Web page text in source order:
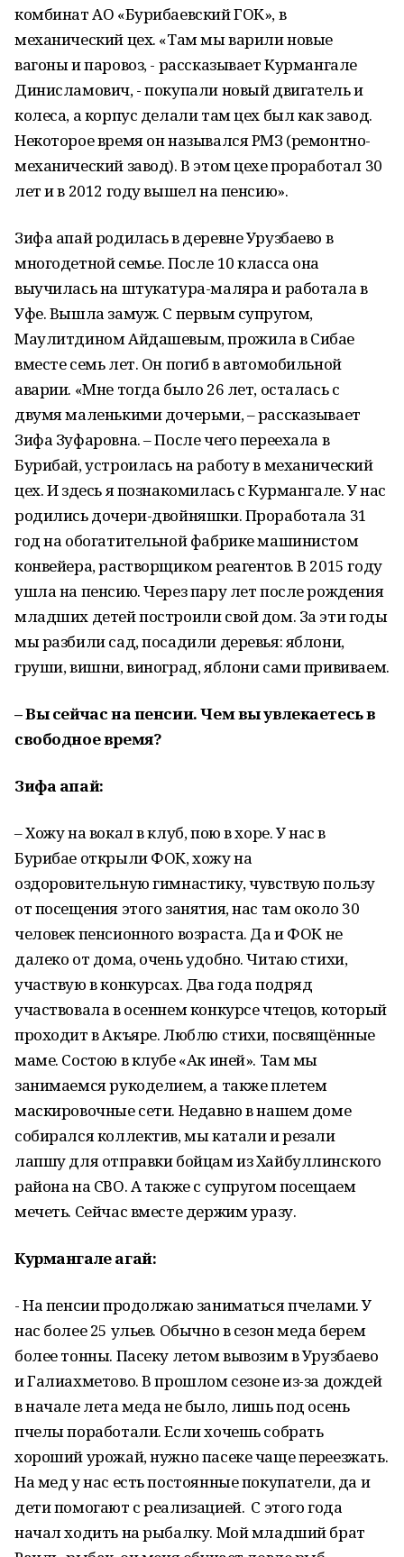
комбинат АО «Бурибаевский ГОК», в
механический цех. «Там мы варили новые
вагоны и паровоз, - рассказывает Курмангале
Динисламович, - покупали новый двигатель и
колеса, а корпус делали там цех был как завод.
Некоторое время он назывался РМЗ (ремонтно-
механический завод). В этом цехе проработал 30
лет и в 2012 году вышел на пенсию».
Зифа апай родилась в деревне Урузбаево в
многодетной семье. После 10 класса она
выучилась на штукатура-маляра и работала в
Уфе. Вышла замуж. С первым супругом,
Маулитдином Айдашевым, прожила в Сибае
вместе семь лет. Он погиб в автомобильной
аварии. «Мне тогда было 26 лет, осталась с
двумя маленькими дочерьми, – рассказывает
Зифа Зуфаровна. – После чего переехала в
Бурибай, устроилась на работу в механический
цех. И здесь я познакомилась с Курмангале. У нас
родились дочери-двойняшки. Проработала 31
год на обогатительной фабрике машинистом
конвейера, растворщиком реагентов. В 2015 году
ушла на пенсию. Через пару лет после рождения
младших детей построили свой дом. За эти годы
мы разбили сад, посадили деревья: яблони,
груши, вишни, виноград, яблони сами прививаем.
– Вы сейчас на пенсии. Чем вы увлекаетесь в
свободное время?
Зифа апай:
– Хожу на вокал в клуб, пою в хоре. У нас в
Бурибае открыли ФОК, хожу на
оздоровительную гимнастику, чувствую пользу
от посещения этого занятия, нас там около 30
человек пенсионного возраста. Да и ФОК не
далеко от дома, очень удобно. Читаю стихи,
участвую в конкурсах. Два года подряд
участвовала в осеннем конкурсе чтецов, который
проходит в Акъяре. Люблю стихи, посвящённые
маме. Состою в клубе «Ак иней». Там мы
занимаемся рукоделием, а также плетем
маскировочные сети. Недавно в нашем доме
собирался коллектив, мы катали и резали
лапшу для отправки бойцам из Хайбуллинского
района на СВО. А также с супругом посещаем
мечеть. Сейчас вместе держим уразу.
Курмангале агай:
- На пенсии продолжаю заниматься пчелами. У
нас более 25 ульев. Обычно в сезон меда берем
более тонны. Пасеку летом вывозим в Урузбаево
и Галиахметово. В прошлом сезоне из-за дождей
в начале лета меда не было, лишь под осень
пчелы поработали. Если хочешь собрать
хороший урожай, нужно пасеке чаще переезжать.
На мед у нас есть постоянные покупатели, да и
дети помогают с реализацией. С этого года
начал ходить на рыбалку. Мой младший брат